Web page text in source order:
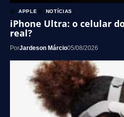
APPLE NOTÍCIAS
iPhone Ultra: o celular
real?
PorJardeson Márcio05/08/2026